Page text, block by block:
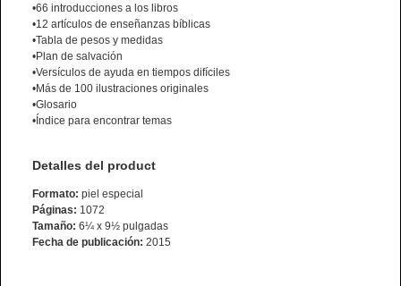
•66 introducciones a los libros
•12 artículos de enseñanzas bíblicas
•Tabla de pesos y medidas
•Plan de salvación
•Versículos de ayuda en tiempos difíciles
•Más de 100 ilustraciones originales
•Glosario
•Índice para encontrar temas
Detalles del product
Formato: piel especial
Páginas: 1072
Tamaño: 6¼ x 9½ pulgadas
Fecha de publicación: 2015